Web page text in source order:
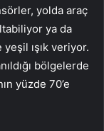
yolda araç
ya da
ışık veriyor.
bölgelerde
yüzde 70’e